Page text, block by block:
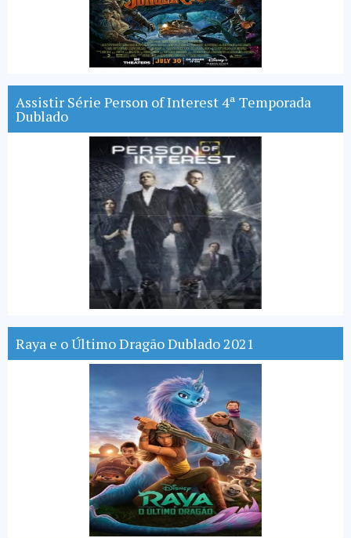
Assistir Série Person of Interest 4ª Temporada
Dublado
Raya e o Último Dragão Dublado 2021